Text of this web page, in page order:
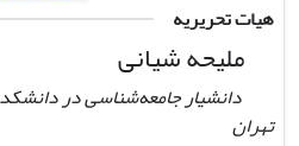
هیات تحریریه
ملیحه شیانی
دانشیار جامعه‌شناسی در
تهران